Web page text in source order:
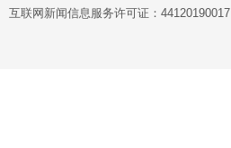
互联网新闻信息服务许可证：44120190017